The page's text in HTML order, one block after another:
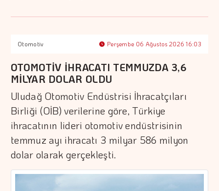
Otomotiv Perşembe 06 Ağustos 2026 16:03
OTOMOTİV İHRACATI TEMMUZDA 3,6
MİLYAR DOLAR OLDU
Uludağ Otomotiv Endüstrisi İhracatçıları
Birliği (OİB) verilerine göre, Türkiye
ihracatının lideri otomotiv endüstrisinin
temmuz ayı ihracatı 3 milyar 586 milyon
dolar olarak gerçekleşti.